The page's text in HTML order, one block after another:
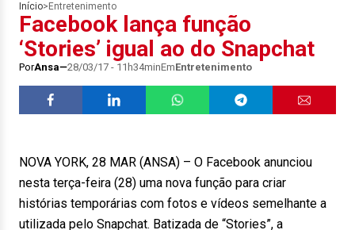
Início> Entretenimento
Facebook lança função
‘Stories’ igual ao do Snapchat
PorAnsa 28/03/17 - 11h34minEmEntretenimento
NOVA YORK, 28 MAR (ANSA) – O Facebook anunciou
nesta terça-feira (28) uma nova função para criar
histórias temporárias com fotos e vídeos semelhante a
utilizada pelo Snapchat. Batizada de “Stories”, a